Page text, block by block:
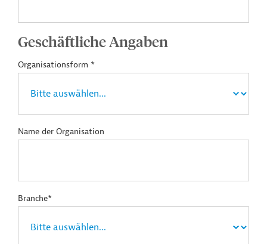
Geschäftliche Angaben
Organisationsform *
Name der Organisation
Branche*